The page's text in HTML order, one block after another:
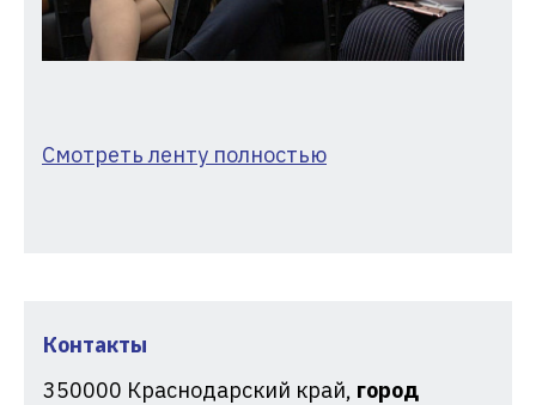
Контакты
350000 Краснодарский край, город
Смотреть ленту полностью